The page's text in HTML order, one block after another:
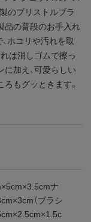
のブリストルブラ
品の普段のお手入れ
ホコリや汚れを取
は消しゴムで擦っ
加え、可愛らしい
もグッときます。
ナ
（ブラシ